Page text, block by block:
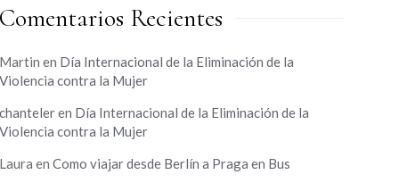
Comentarios Recientes
Martin en Día Internacional de la Eliminación de la
Violencia contra la Mujer
chanteleren Día Internacional de la Eliminación de la
Violencia contra la Mujer
Laura enComo viajar desde Berlín a Praga en Bus